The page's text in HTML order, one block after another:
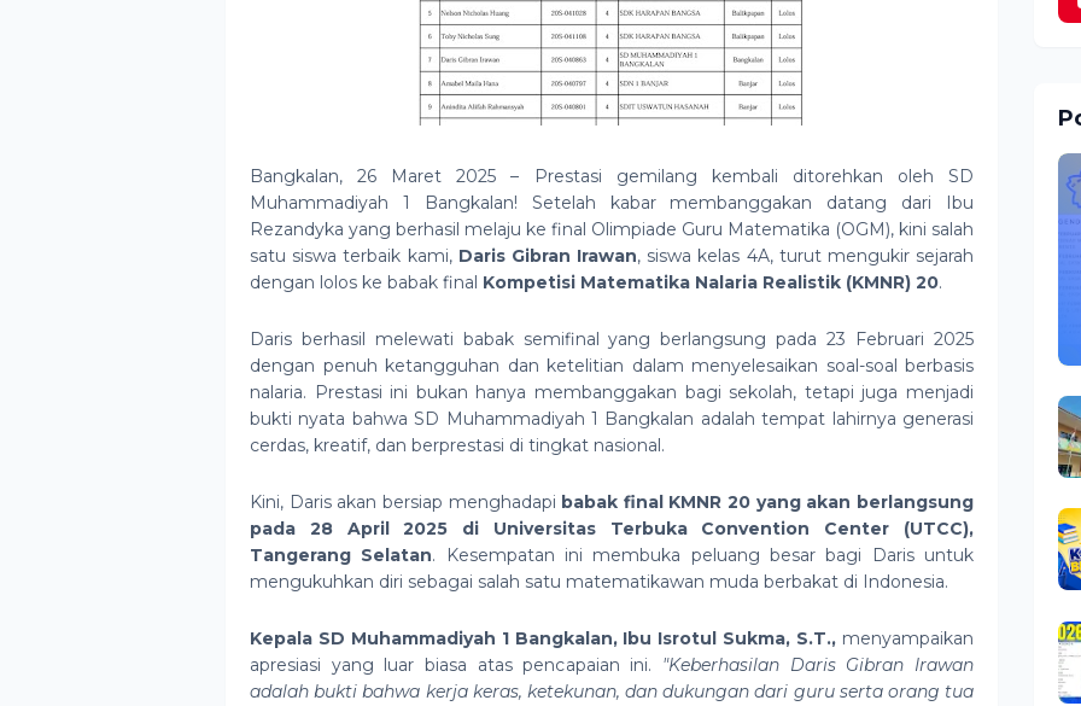
Bangkalan, 26 Maret 2025 – Prestasi gemilang kembali ditorehkan oleh SD
Muhammadiyah 1 Bangkalan! Setelah kabar membanggakan datang dari Ibu
Rezandyka yang berhasil melaju ke final Olimpiade Guru Matematika (OGM), kini salah
satu siswa terbaik kami, Daris Gibran Irawan, siswa kelas 4A, turut mengukir sejarah
dengan lolos ke babak final Kompetisi Matematika Nalaria Realistik (KMNR) 20.
Daris berhasil melewati babak semifinal yang berlangsung pada 23 Februari 2025
dengan penuh ketangguhan dan ketelitian dalam menyelesaikan soal-soal berbasis
nalaria. Prestasi ini bukan hanya membanggakan bagi sekolah, tetapi juga menjadi
bukti nyata bahwa SD Muhammadiyah 1 Bangkalan adalah tempat lahirnya generasi
cerdas, kreatif, dan berprestasi di tingkat nasional.
Kini, Daris akan bersiap menghadapi babak final KMNR 20 yang akan berlangsung
pada 28 April 2025 di Universitas Terbuka Convention Center (UTCC),
Tangerang Selatan. Kesempatan ini membuka peluang besar bagi Daris untuk
mengukuhkan diri sebagai salah satu matematikawan muda berbakat di Indonesia.
Kepala SD Muhammadiyah 1 Bangkalan, Ibu Isrotul Sukma, S.T., menyampaikan
apresiasi yang luar biasa atas pencapaian ini. "Keberhasilan Daris Gibran Irawan
adalah bukti bahwa kerja keras, ketekunan, dan dukungan dari guru serta orang tua